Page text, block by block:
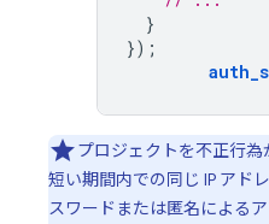
}
});
プロジェクトを不正行
短い期間内での同じ IP アド
スワードまたは匿名による